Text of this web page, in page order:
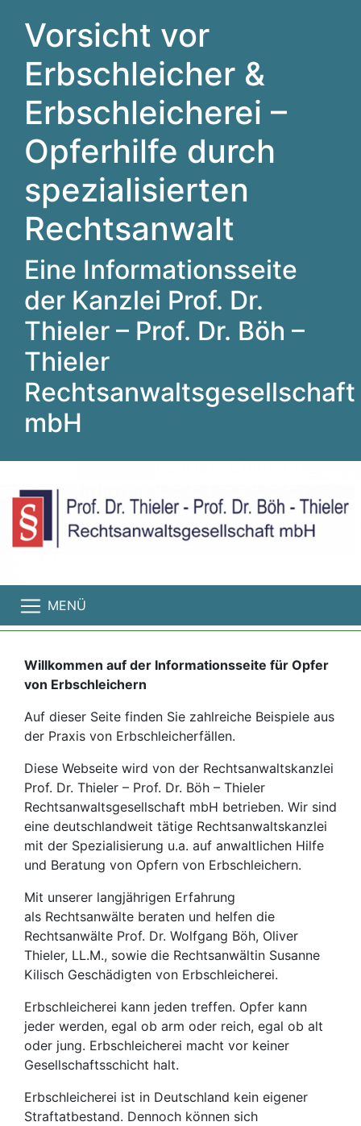
Vorsicht vor
Erbschleicher &
Erbschleicherei –
Opferhilfe durch
spezialisierten
Rechtsanwalt
Eine Informationsseite
der Kanzlei Prof. Dr.
Thieler – Prof. Dr. Böh –
Thieler
Rechtsanwaltsgesellschaft
mbH
MENÜ
Willkommen auf der Informationsseite für Opfer
von Erbschleichern
Auf dieser Seite finden Sie zahlreiche Beispiele aus
der Praxis von Erbschleicherfällen.
Diese Webseite wird von der Rechtsanwaltskanzlei
Prof. Dr. Thieler – Prof. Dr. Böh – Thieler
Rechtsanwaltsgesellschaft mbH betrieben. Wir sind
eine deutschlandweit tätige Rechtsanwaltskanzlei
mit der Spezialisierung u.a. auf anwaltlichen Hilfe
und Beratung von Opfern von Erbschleichern.
Mit unserer langjährigen Erfahrung
als Rechtsanwälte beraten und helfen die
Rechtsanwälte Prof. Dr. Wolfgang Böh, Oliver
Thieler, LL.M., sowie die Rechtsanwältin Susanne
Kilisch Geschädigten von Erbschleicherei.
Erbschleicherei kann jeden treffen. Opfer kann
jeder werden, egal ob arm oder reich, egal ob alt
oder jung. Erbschleicherei macht vor keiner
Gesellschaftsschicht halt.
Erbschleicherei ist in Deutschland kein eigener
Straftatbestand. Dennoch können sich